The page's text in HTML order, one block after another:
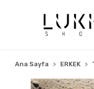
Ana Sayfa ERKEK